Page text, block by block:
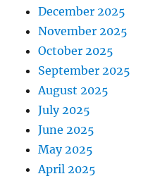
December 2025
November 2025
October 2025
September 2025
August 2025
July 2025
June 2025
May 2025
April 2025